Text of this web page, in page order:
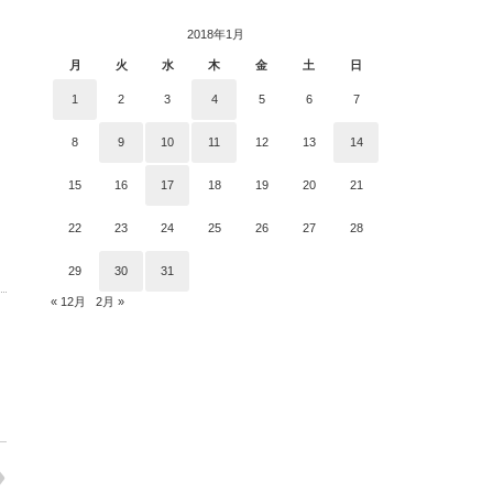
2018年1月
月 火 水 木 金 土 日
1 2 3 4 5 6 7
8 9 10 11 12 13 14
15 16 17 18 19 20 21
22 23 24 25 26 27 28
29 30 31
« 12月 2月 »